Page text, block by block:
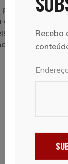
a planear
para
Receba